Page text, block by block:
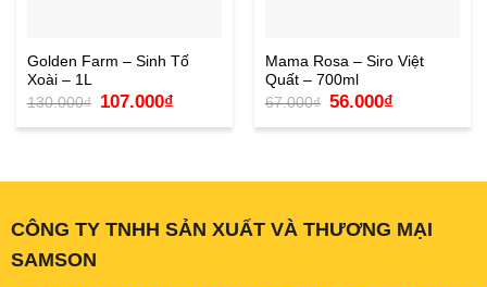
Golden Farm – Sinh Tố
Xoài – 1L
130.000₫
Giá
gốc
là:
107.000₫Giá
tại
Mama Rosa – Siro Việt
Quất – 700ml
67.000₫
Giá
gốc
là:
56.000₫Giá
tại
CÔNG TY TNHH SẢN XUẤT VÀ THƯƠNG MẠI
SAMSON